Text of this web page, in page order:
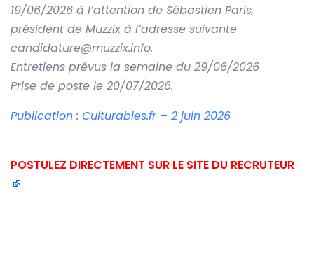
19/06/2026 à l’attention de Sébastien Paris,
président de Muzzix à l’adresse suivante
candidature@muzzix.info.
Entretiens prévus la semaine du 29/06/2026
Prise de poste le 20/07/2026.
Publication : Culturables.fr – 2 juin 2026
POSTULEZ DIRECTEMENT SUR LE SITE DU RECRUTEUR